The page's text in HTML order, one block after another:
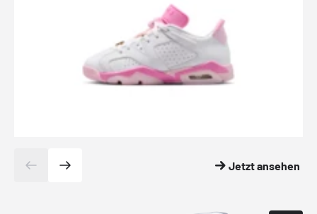
Jetzt ansehen